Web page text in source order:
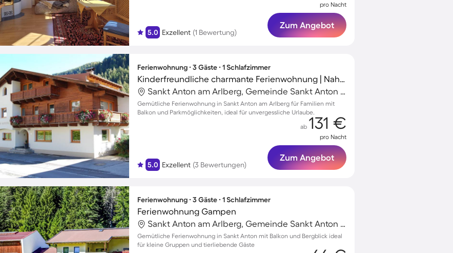
5.0 Exzellent (1 Bewertung)
pro Nacht
Zum Angebot
Ferienwohnung ∙ 3 Gäste ∙ 1 Schlafzimmer
Kinderfreundliche charmante Ferienwohnung | Nah am Skifahren
Sankt Anton am Arlberg, Gemeinde Sankt Anton am Arlberg, Österreich
Gemütliche Ferienwohnung in Sankt Anton am Arlberg für Familien mit
Balkon und Parkmöglichkeiten, ideal für unvergessliche Urlaube.
5.0 Exzellent (3 Bewertungen)
ab 131 €
pro Nacht
Zum Angebot
Ferienwohnung ∙ 3 Gäste ∙ 1 Schlafzimmer
Ferienwohnung Gampen
Sankt Anton am Arlberg, Gemeinde Sankt Anton am Arlberg, Österreich
Gemütliche Ferienwohnung in Sankt Anton mit Balkon und Bergblick ideal
für kleine Gruppen und tierliebende Gäste